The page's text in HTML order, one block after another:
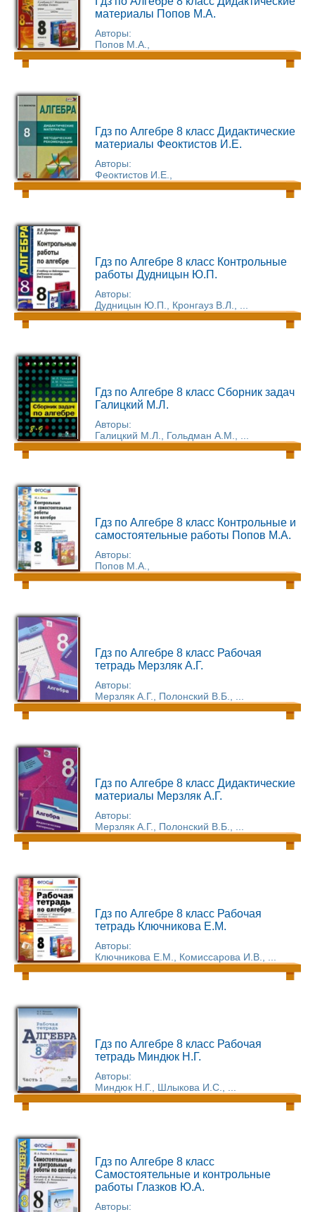
материалы Попов М.А.
Авторы:
Попов М.А.,
Гдз по Алгебре 8 класс Дидактические
материалы Феоктистов И.Е.
Авторы:
Феоктистов И.Е.,
Гдз по Алгебре 8 класс Контрольные
работы Дудницын Ю.П.
Авторы:
Дудницын Ю.П., Кронгауз В.Л., ...
Гдз по Алгебре 8 класс Сборник задач
Галицкий М.Л.
Авторы:
Галицкий М.Л., Гольдман А.М., ...
Гдз по Алгебре 8 класс Контрольные и
самостоятельные работы Попов М.А.
Авторы:
Попов М.А.,
Гдз по Алгебре 8 класс Рабочая
тетрадь Мерзляк А.Г.
Авторы:
Мерзляк А.Г., Полонский В.Б., ...
Гдз по Алгебре 8 класс Дидактические
материалы Мерзляк А.Г.
Авторы:
Мерзляк А.Г., Полонский В.Б., ...
Гдз по Алгебре 8 класс Рабочая
тетрадь Ключникова Е.М.
Авторы:
Ключникова Е.М., Комиссарова И.В., ...
Гдз по Алгебре 8 класс Рабочая
тетрадь Миндюк Н.Г.
Авторы:
Миндюк Н.Г., Шлыкова И.С., ...
Гдз по Алгебре 8 класс
Самостоятельные и контрольные
работы Глазков Ю.А.
Авторы: